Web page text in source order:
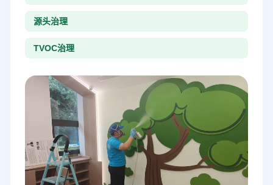
源头治理
TVOC治理